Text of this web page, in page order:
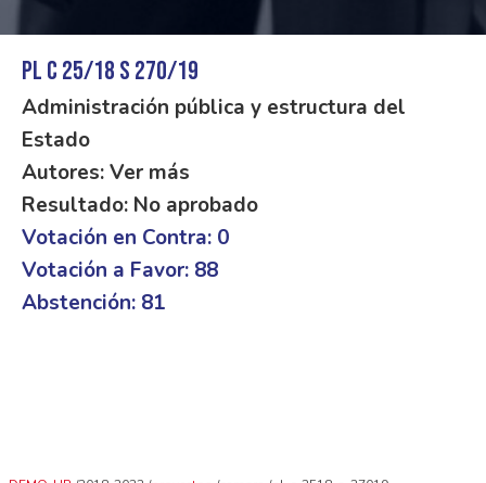
PL C 25/18 S 270/19
Administración pública y estructura del
Estado
Autores: Ver más
Resultado: No aprobado
Votación en Contra: 0
Votación a Favor: 88
Abstención: 81